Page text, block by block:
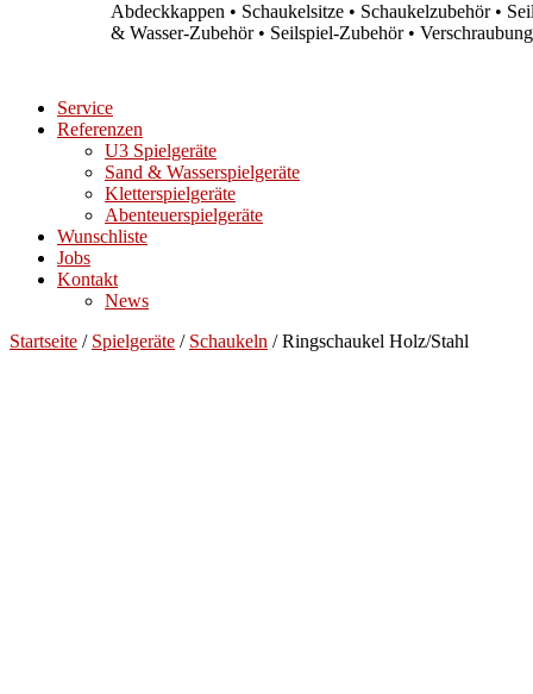
Abdeckkappen • Schaukelsitze • Schaukelzubehör •
& Wasser-Zubehör • Seilspiel-Zubehör •
Service
Referenzen
U3 Spielgeräte
Sand & Wasserspielgeräte
Kletterspielgeräte
Abenteuerspielgeräte
Wunschliste
Jobs
Kontakt
News
Startseite / Spielgeräte / Schaukeln / Ringschaukel Holz/Stahl